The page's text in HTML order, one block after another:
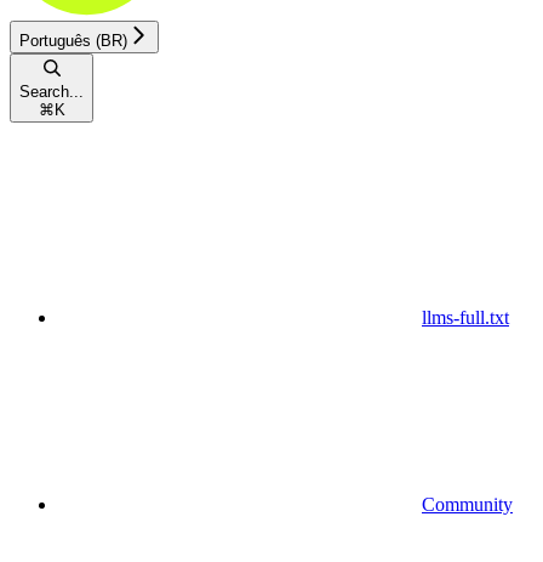
Português (BR)
Search...
⌘ K
llms-full.txt
Community